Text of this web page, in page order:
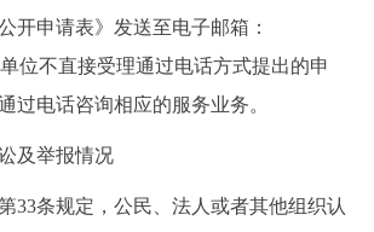
开申请表》发送至电子邮箱：
位不直接受理通过电话方式提出的申
过电话咨询相应的服务业务。
举报情况
条规定，公民、法人或者其他组织认